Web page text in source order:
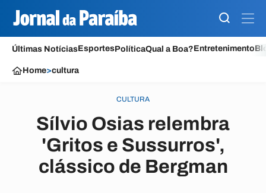
Últimas NotíciasEsportesPolíticaQual a Boa?Entretenimento
Home>cultura
CULTURA
Sílvio Osias relembra
'Gritos e Sussurros',
clássico de Bergman